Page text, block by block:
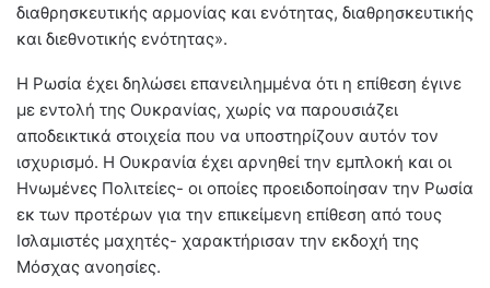
διαθρησκευτικής αρμονίας και ενότητας, διαθρησκευτικής
και διεθνοτικής ενότητας».
Η Ρωσία έχει δηλώσει επανειλημμένα ότι η επίθεση έγινε
με εντολή της Ουκρανίας, χωρίς να παρουσιάζει
αποδεικτικά στοιχεία που να υποστηρίζουν αυτόν τον
ισχυρισμό. Η Ουκρανία έχει αρνηθεί την εμπλοκή και οι
Ηνωμένες Πολιτείες- οι οποίες προειδοποίησαν την Ρωσία
εκ των προτέρων για την επικείμενη επίθεση από τους
Ισλαμιστές μαχητές- χαρακτήρισαν την εκδοχή της
Μόσχας ανοησίες.